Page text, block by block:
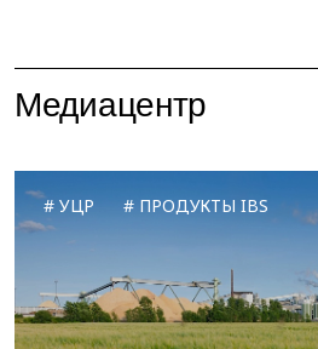
Медиацентр
УЦР ПРОДУКТЫ IBS